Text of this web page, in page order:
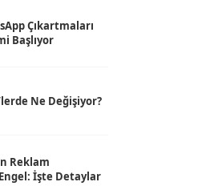
Çıkartmaları
Başlıyor
Ne Değişiyor?
Reklam
İşte Detaylar